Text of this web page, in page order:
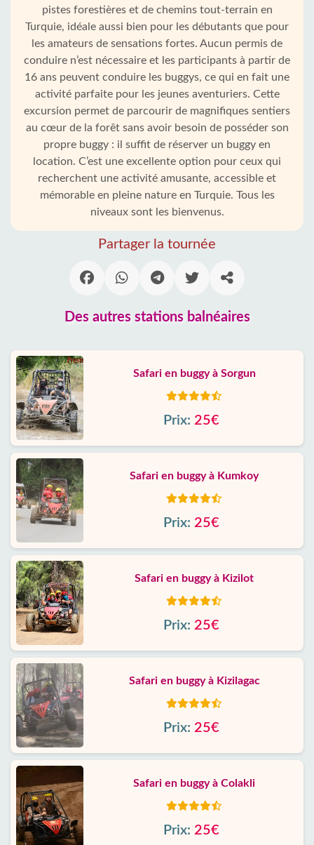
pistes forestières et de chemins tout-terrain en
Turquie, idéale aussi bien pour les débutants que pour
les amateurs de sensations fortes. Aucun permis de
conduire n’est nécessaire et les participants à partir de
16 ans peuvent conduire les buggys, ce qui en fait une
activité parfaite pour les jeunes aventuriers. Cette
excursion permet de parcourir de magnifiques sentiers
au cœur de la forêt sans avoir besoin de posséder son
propre buggy : il suffit de réserver un buggy en
location. C’est une excellente option pour ceux qui
recherchent une activité amusante, accessible et
mémorable en pleine nature en Turquie. Tous les
niveaux sont les bienvenus.
Partager la tournée
Des autres stations balnéaires
Safari en buggy à Sorgun
Prix: 25€
Safari en buggy à Kumkoy
Prix: 25€
Safari en buggy à Kizilot
Prix: 25€
Safari en buggy à Kizilagac
Prix: 25€
Safari en buggy à Colakli
Prix: 25€